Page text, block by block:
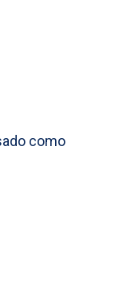
como